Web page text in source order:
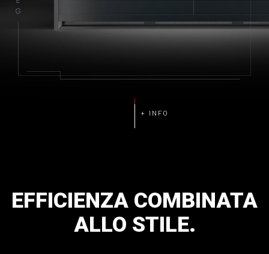
EFFICIENZA COMBINATA
ALLO STILE.
Efficienza energetica.
Consumi ridotti.
Prestazioni all’avanguardia.
Qualità e affidabilità tecnologica.